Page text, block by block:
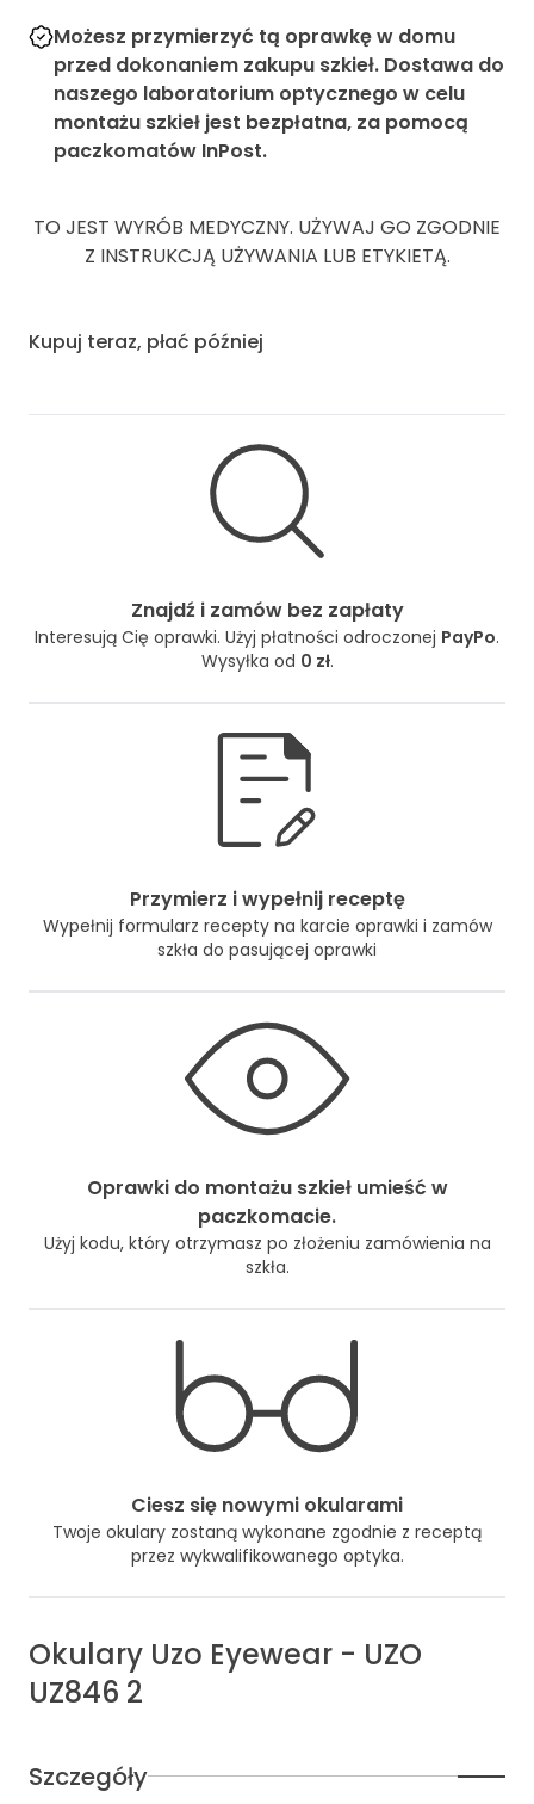
Możesz przymierzyć tą oprawkę w domu
przed dokonaniem zakupu szkieł. Dostawa do
naszego laboratorium optycznego w celu
montażu szkieł jest bezpłatna, za pomocą
paczkomatów InPost.
TO JEST WYRÓB MEDYCZNY. UŻYWAJ GO ZGODNIE
Z INSTRUKCJĄ UŻYWANIA LUB ETYKIETĄ.
Kupuj teraz, płać później
Znajdź i zamów bez zapłaty
Interesują Cię oprawki. Użyj płatności odroczonej PayPo.
Wysyłka od 0 zł.
Przymierz i wypełnij receptę
Wypełnij formularz recepty na karcie oprawki i zamów
szkła do pasującej oprawki
Oprawki do montażu szkieł umieść w
paczkomacie.
Użyj kodu, który otrzymasz po złożeniu zamówienia na
szkła.
Ciesz się nowymi okularami
Twoje okulary zostaną wykonane zgodnie z receptą
przez wykwalifikowanego optyka.
Okulary Uzo Eyewear - UZO
UZ846 2
Szczegóły